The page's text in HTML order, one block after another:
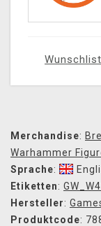
Merchandise:
Warhammer
Sprache:
Etiketten:
Hersteller:
Produktcode: